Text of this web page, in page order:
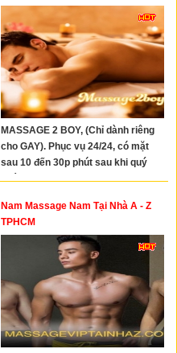
MASSAGE 2 BOY, (Chỉ dành riêng
cho GAY). Phục vụ 24/24, có mặt
sau 10 đến 30p phút sau khi quý
khách gọi 0919427887 – Zalo
Nam Massage Nam Tại Nhà A - Z
TPHCM